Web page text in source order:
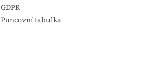
GDPR
Puncovní tabulka